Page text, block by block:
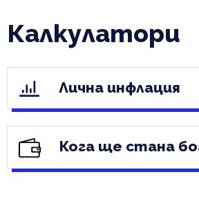
Калкулатори
Лична инфлация
Кога ще стана